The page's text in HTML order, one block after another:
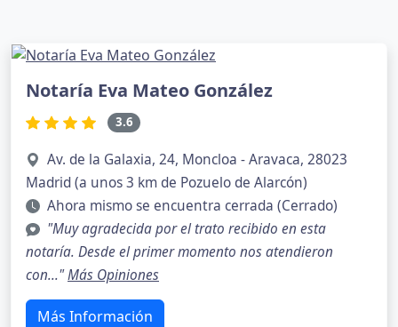
Notaría Eva Mateo González
3.6
Av. de la Galaxia, 24, Moncloa - Aravaca, 28023
Madrid (a unos 3 km de Pozuelo de Alarcón)
Ahora mismo se encuentra cerrada (Cerrado)
"Muy agradecida por el trato recibido en esta
notaría. Desde el primer momento nos atendieron
con..."Más Opiniones
Más Información